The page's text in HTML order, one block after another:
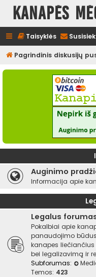
Kanapės
Taisyklės
Pagrindinis diskusijų
Auginimo
Informacija apie
Legalus
Pokalbiai apie
panaudojimo
kanapes
bei legalizavimą ir
Subforumas:
Temos: 423